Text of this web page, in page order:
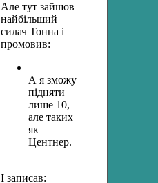
Але тут зайшов
найбільший
силач Тонна і
промовив:
А я зможу
підняти
лише 10,
але таких
як
Центнер.
І записав: